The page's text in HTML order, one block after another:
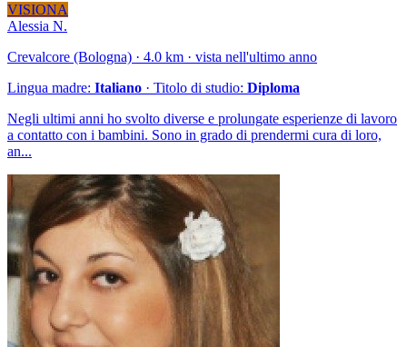
VISIONA
Alessia N.
Crevalcore (Bologna) · 4.0 km · vista nell'ultimo anno
Lingua madre: Italiano · Titolo di studio: Diploma
Negli ultimi anni ho svolto diverse e prolungate esperienze di lavoro
a contatto con i bambini. Sono in grado di prendermi cura di loro,
an...